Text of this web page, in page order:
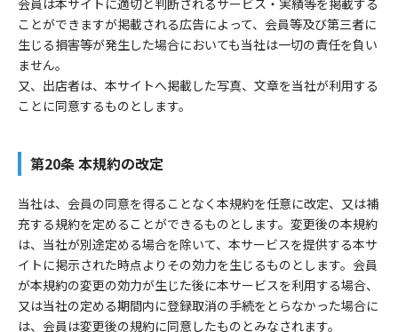
ことができますが掲載される広告によって、会員等及び第三者に
生じる損害等が発生した場合においても当社は一切の責任を負い
ません。
又、出店者は、本サイトへ掲載した写真、文章を当社が利用する
ことに同意するものとします。
第20条 本規約の改定
当社は、会員の同意を得ることなく本規約を任意に改定、又は補
充する規約を定めることができるものとします。変更後の本規約
は、当社が別途定める場合を除いて、本サービスを提供する本サ
イトに掲示された時点よりその効力を生じるものとします。会員
が本規約の変更の効力が生じた後に本サービスを利用する場合、
又は当社の定める期間内に登録取消の手続をとらなかった場合に
は、会員は変更後の規約に同意したものとみなされます。